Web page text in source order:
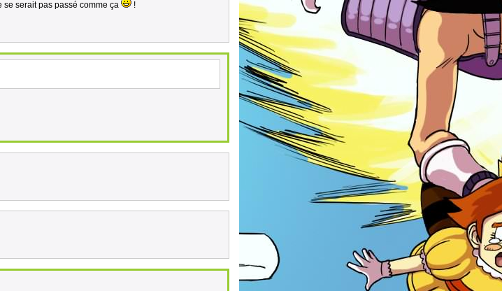
serait pas passé comme ça
!